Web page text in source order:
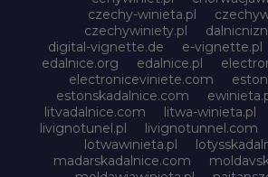
czechy-winieta.pl
czechywiniety.pl
digital-vignette.de
e-vignette.pl
edalnice.org
edalnice.pl
electroniceviniete.com
estonskadalnice.com
litvadalnice.com
litwa-winieta.pl
livignotunel.pl
livignotunnel.com
lotwawinieta.pl
madarskadalnice.com